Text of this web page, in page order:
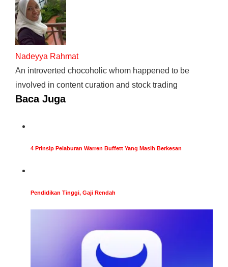
Nadeyya Rahmat
An introverted chocoholic whom happened to be
involved in content curation and stock trading
Baca Juga
4 Prinsip Pelaburan Warren Buffett Yang Masih Berkesan
Pendidikan Tinggi, Gaji Rendah